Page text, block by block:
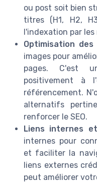
ou post soit bien
titres (H1, H2,
l'indexation par
Optimisation des
images pour
pages. C'est
positivement à
référencement.
alternatifs
renforcer le SEO.
Liens internes
internes pour
et faciliter la
liens externes
peut améliorer